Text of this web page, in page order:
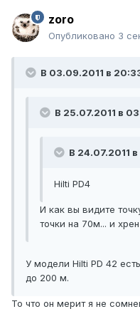
zoro
Опубликовано 3
В 03.09.2011 в
В 25.07.2011 в
В 24.07.2011
Hilti PD4
И как вы видите
точки на 70м... и
У модели Hilti PD 42
до 200 м.
То что он мерит я не